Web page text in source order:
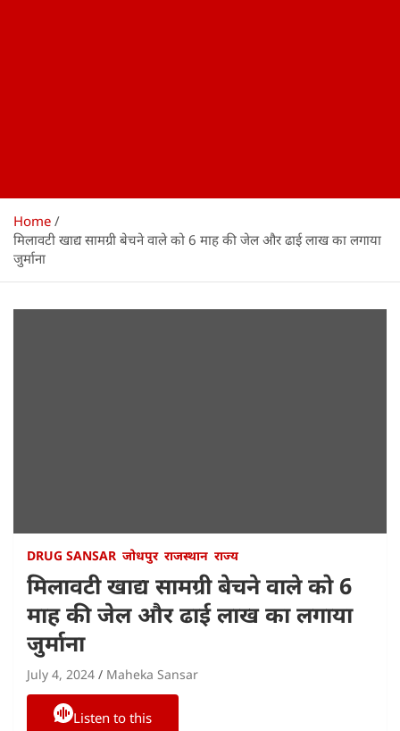
Home
मिलावटी खाद्य सामग्री बेचने वाले को 6 माह की जेल और ढाई लाख का लगाया
जुर्माना
DRUG SANSAR जोधपुर राजस्थान राज्य
मिलावटी खाद्य सामग्री बेचने वाले को 6
माह की जेल और ढाई लाख का लगाया
जुर्माना
July 4, 2024 Maheka Sansar
Listen to this